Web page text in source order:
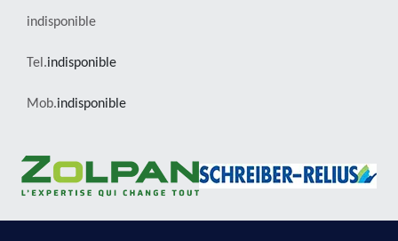
indisponible
Tel.indisponible
Mob.indisponible